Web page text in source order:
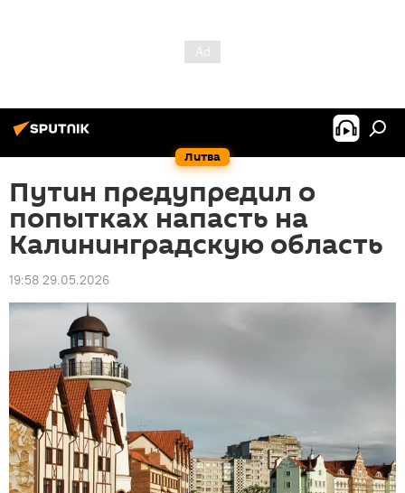
Литва
Путин предупредил о
попытках напасть на
Калининградскую область
19:58 29.05.2026